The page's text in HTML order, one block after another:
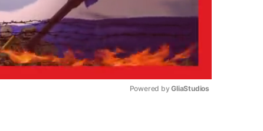
Powered by GliaStudios